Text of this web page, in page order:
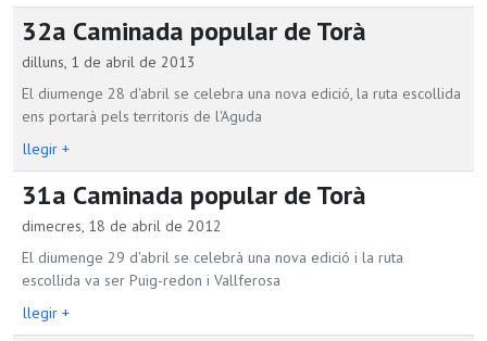
32a Caminada popular de Torà
dilluns, 1 de abril de 2013
El diumenge 28 d'abril se celebra una nova edició, la ruta escollida
ens portarà pels territoris de l'Aguda
llegir +
31a Caminada popular de Torà
dimecres, 18 de abril de 2012
El diumenge 29 d'abril se celebrà una nova edició i la ruta
escollida va ser Puig-redon i Vallferosa
llegir +